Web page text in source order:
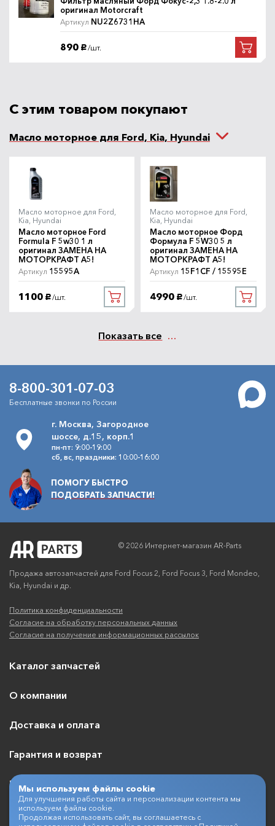
/шт.
Фильтр масляный Форд
Фокус-2,3 1,8-2,0 л оригинал
Артикул
SH0114302A
оригинал Motorcraft
Артикул NU2Z6731HA
890 руб. /шт.
С этим товаром покупают
Масло моторное для Ford, Kia, Hyundai
Масло моторное для Ford,
Kia, Hyundai
Масло моторное Ford
Formula F 5w30 1 л
оригинал ЗАМЕНА НА
МОТОРКРАФТ A5!
Артикул 15595A
1100 руб. /шт.
Масло моторное для Ford,
Kia, Hyundai
Масло моторное Форд
Формула F 5W30 5 л
оригинал ЗАМЕНА НА
МОТОРКРАФТ A5!
Артикул 15F1CF / 15595E
4990 руб. /шт.
Показать все
8-800-301-07-03
Бесплатные звонки по России
г. Москва, Загородное
шоссе, д.15, корп.1
пн-пт: 9:00-19:00
сб, вс, праздники: 10:00-16:00
ПОМОГУ БЫСТРО
ПОДОБРАТЬ ЗАПЧАСТИ!
© 2026 Интернет-магазин AR-Parts
Продажа автозапчастей для Ford Focus 2, Ford Focus 3, Ford Mondeo,
Kia, Hyundai и др.
Политика конфиденциальности
Согласие на обработку персональных данных
Согласие на получение информационных рассылок
Каталог запчастей
О компании
Доставка и оплата
Гарантия и возврат
Контакты
Мы используем файлы cookie
Для улучшения работы сайта и персонализации контента мы
используем файлы cookie.
Продолжая использовать сайт, вы соглашаетесь с